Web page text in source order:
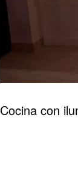
Cocina con